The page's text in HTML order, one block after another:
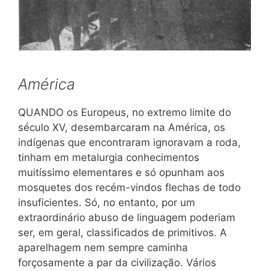
América
QUANDO os Europeus, no extremo limite do
século XV, desembarcaram na América, os
indígenas que encontraram ignoravam a roda,
tinham em metalurgia conhecimentos
muitíssimo elementares e só opunham aos
mosquetes dos recém-vindos flechas de todo
insuficientes. Só, no entanto, por um
extraordinário abuso de linguagem poderiam
ser, em geral, classificados de primitivos. A
aparelhagem nem sempre caminha
forçosamente a par da civilização. Vários